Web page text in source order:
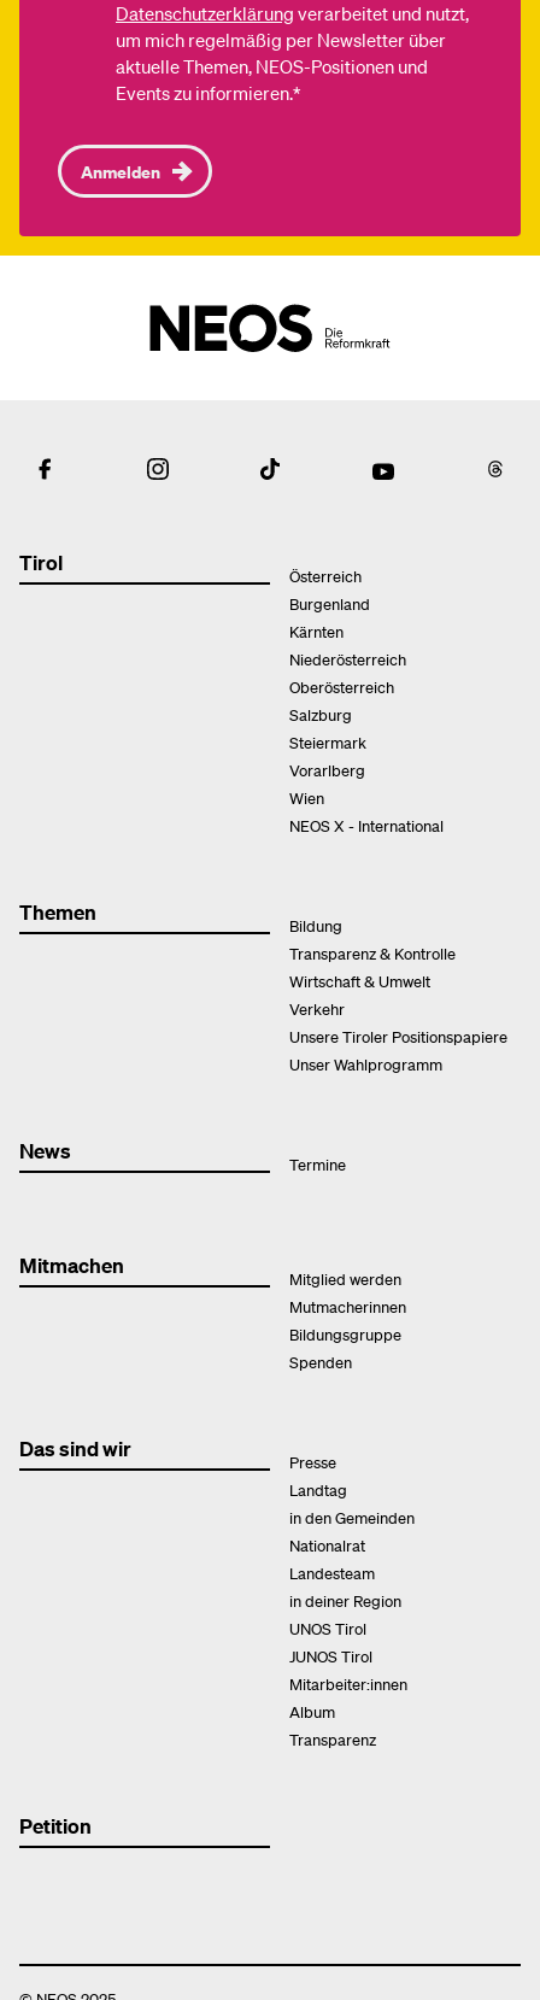
Datenschutzerklärung verarbeitet und nutzt,
um mich regelmäßig per Newsletter über
aktuelle Themen, NEOS-Positionen und
Events zu informieren.*
Anmelden
Tirol
Österreich
Burgenland
Kärnten
Niederösterreich
Oberösterreich
Salzburg
Steiermark
Vorarlberg
Wien
NEOS X - International
Themen
Bildung
Transparenz & Kontrolle
Wirtschaft & Umwelt
Verkehr
Unsere Tiroler Positionspapiere
Unser Wahlprogramm
News
Termine
Mitmachen
Mitglied werden
Mutmacherinnen
Bildungsgruppe
Spenden
Das sind wir
Presse
Landtag
in den Gemeinden
Nationalrat
Landesteam
in deiner Region
UNOS Tirol
JUNOS Tirol
Mitarbeiter:innen
Album
Transparenz
Petition